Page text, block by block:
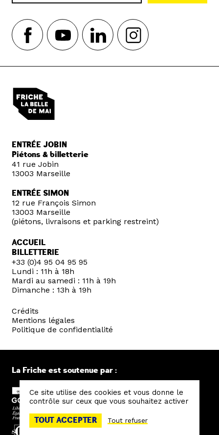
ENTRÉE JOBIN
Piétons & billetterie
41 rue Jobin
13003 Marseille
ENTRÉE SIMON
12 rue François Simon
13003 Marseille
(piétons, livraisons et parking restreint)
ACCUEIL
BILLETTERIE
+33 (0)4 95 04 95 95
Lundi : 11h à 18h
Mardi au samedi : 11h à 19h
Dimanche : 13h à 19h
Crédits
Mentions légales
Politique de confidentialité
La Friche est soutenue par :
Ce site utilise des cookies et vous donne le
contrôle sur ceux que vous souhaitez activer
TOUT ACCEPTER Tout refuser